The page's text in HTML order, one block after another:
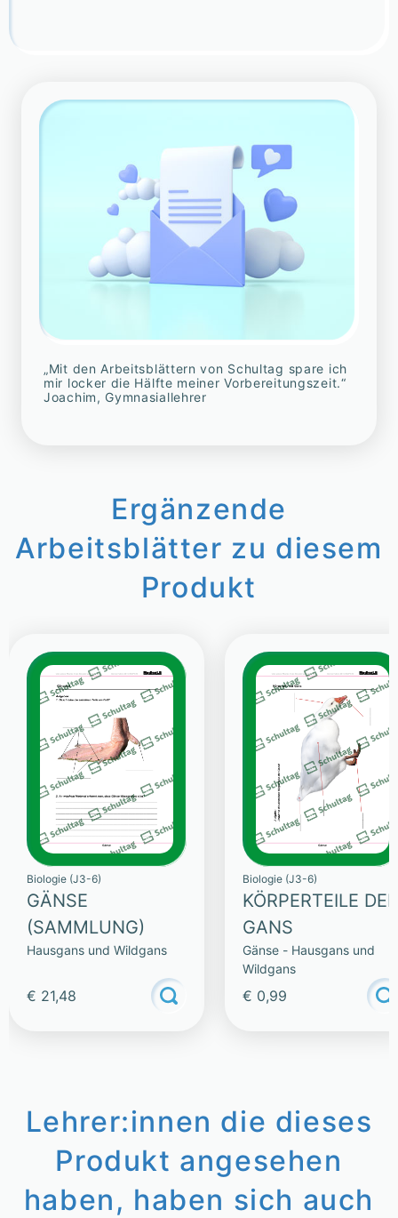
„Mit den Arbeitsblättern von Schultag spare ich
mir locker die Hälfte meiner Vorbereitungszeit.“
Joachim, Gymnasiallehrer
Ergänzende
Arbeitsblätter zu diesem
Produkt
Biologie (J3-6)
GÄNSE
(SAMMLUNG)
Hausgans und Wildgans
€ 21,48
Biologie (J3-6)
KÖRPERTEILE DER
GANS
Gänse - Hausgans und
Wildgans
€ 0,99
Lehrer:innen die dieses
Produkt angesehen
haben, haben sich auch